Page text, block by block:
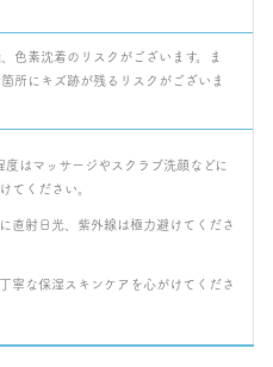
色素沈着のリスクがございます。ま
所にキズ跡が残るリスクがございま
度はマッサージやスクラブ洗顔などに
てください。
直射日光、紫外線は極力避けてくださ
寧な保湿スキンケアを心がけてくださ